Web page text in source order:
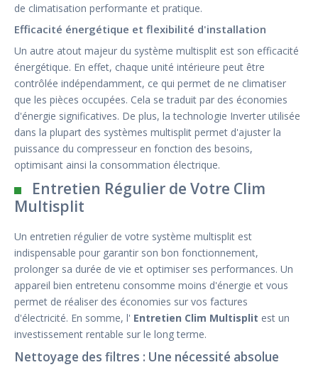
de climatisation performante et pratique.
Efficacité énergétique et flexibilité d'installation
Un autre atout majeur du système multisplit est son efficacité
énergétique. En effet, chaque unité intérieure peut être
contrôlée indépendamment, ce qui permet de ne climatiser
que les pièces occupées. Cela se traduit par des économies
d'énergie significatives. De plus, la technologie Inverter utilisée
dans la plupart des systèmes multisplit permet d'ajuster la
puissance du compresseur en fonction des besoins,
optimisant ainsi la consommation électrique.
Entretien Régulier de Votre Clim
Multisplit
Un entretien régulier de votre système multisplit est
indispensable pour garantir son bon fonctionnement,
prolonger sa durée de vie et optimiser ses performances. Un
appareil bien entretenu consomme moins d'énergie et vous
permet de réaliser des économies sur vos factures
d'électricité. En somme, l' Entretien Clim Multisplit est un
investissement rentable sur le long terme.
Nettoyage des filtres : Une nécessité absolue